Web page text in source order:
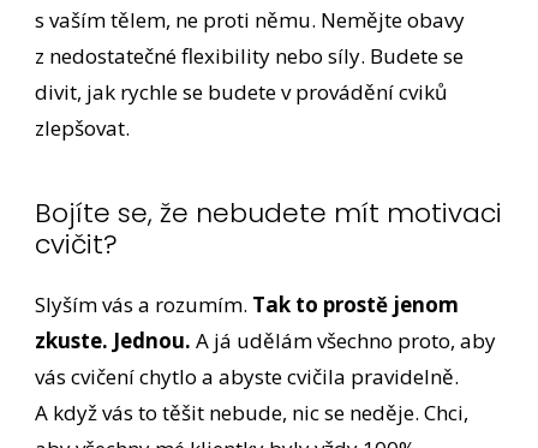
s vaším tělem, ne proti němu. Nemějte obavy
z nedostatečné flexibility nebo síly. Budete se
divit, jak rychle se budete v provádění cviků
zlepšovat.
Bojíte se, že nebudete mít motivaci
cvičit?
Slyším vás a rozumím. Tak to prostě jenom
zkuste. Jednou.A já udělám všechno proto, aby
vás cvičení chytlo a abyste cvičila pravidelně.
A když vás to těšit nebude, nic se neděje. Chci,